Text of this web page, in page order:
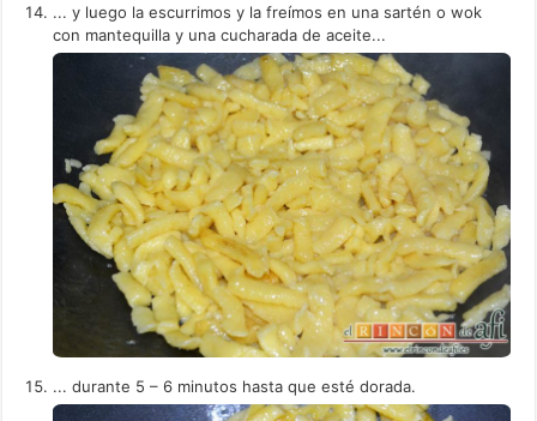
... y luego la escurrimos y la freímos en una sartén o wok
con mantequilla y una cucharada de aceite...
... durante 5 – 6 minutos hasta que esté dorada.